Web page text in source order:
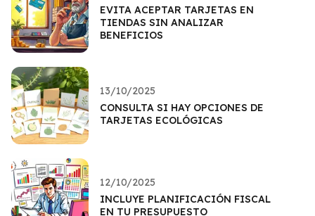
EVITA ACEPTAR TARJETAS EN
TIENDAS SIN ANALIZAR
BENEFICIOS
13/10/2025
CONSULTA SI HAY OPCIONES DE
TARJETAS ECOLÓGICAS
12/10/2025
INCLUYE PLANIFICACIÓN FISCAL
EN TU PRESUPUESTO